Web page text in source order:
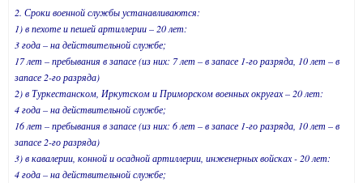
2. Сроки военной службы устанавливаются:
1) в пехоте и пешей артиллерии – 20 лет:
3 года – на действительной службе;
17 лет – пребывания в запасе (из них: 7 лет – в запасе 1-го разряда, 10 лет – в
запасе 2-го разряда)
2) в Туркестанском, Иркутском и Приморском военных округах – 20 лет:
4 года – на действительной службе;
16 лет – пребывания в запасе (из них: 6 лет – в запасе 1-го разряда, 10 лет – в
запасе 2-го разряда)
3) в кавалерии, конной и осадной артиллерии, инженерных войсках - 20 лет:
4 года – на действительной службе;